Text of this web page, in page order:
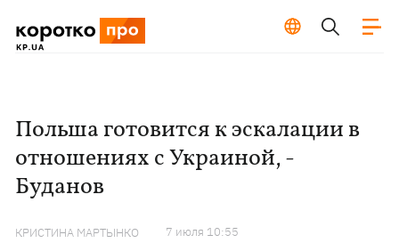
Польша готовится к эскалации в
отношениях с Украиной, -
Буданов
КРИСТИНА МАРТЫНКО 7 июля 10:55